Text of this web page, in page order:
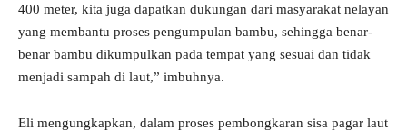
400 meter, kita juga dapatkan dukungan dari masyarakat nelayan
yang membantu proses pengumpulan bambu, sehingga benar-
benar bambu dikumpulkan pada tempat yang sesuai dan tidak
menjadi sampah di laut,” imbuhnya.
Eli mengungkapkan, dalam proses pembongkaran sisa pagar laut